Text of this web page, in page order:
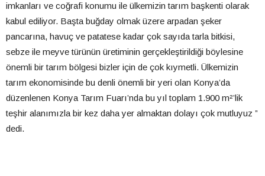
imkanları ve coğrafi konumu ile ülkemizin tarım başkenti olarak
kabul ediliyor. Başta buğday olmak üzere arpadan şeker
pancarına, havuç ve patatese kadar çok sayıda tarla bitkisi,
sebze ile meyve türünün üretiminin gerçekleştirildiği böylesine
önemli bir tarım bölgesi bizler için de çok kıymetli. Ülkemizin
tarım ekonomisinde bu denli önemli bir yeri olan Konya’da
düzenlenen Konya Tarım Fuarı’nda bu yıl toplam 1.900 m²’lik
teşhir alanımızla bir kez daha yer almaktan dolayı çok mutluyuz ”
dedi.